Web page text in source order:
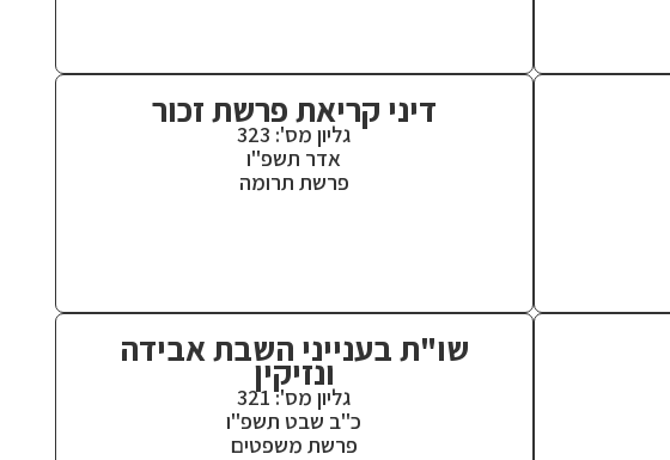
דיני קריאת פרשת זכור
גליון מס': 323
אדר תשפ"ו
פרשת תרומה
שו"ת בענייני השבת אבידה
ונזיקין
גליון מס': 321
כ"ב שבט תשפ"ו
פרשת משפטים